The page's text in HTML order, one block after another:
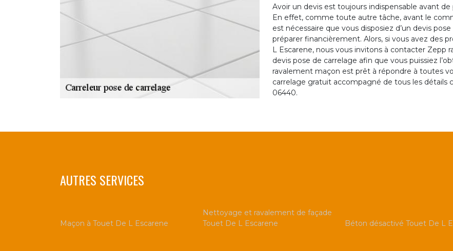
Avoir un devis est toujours indispensable avant
En effet, comme toute autre tâche, avant le
est nécessaire que vous disposiez d’un devis
préparer financièrement. Alors, si vous avez des
L Escarene, nous vous invitons à contacter
devis pose de carrelage afin que vous puissiez
ravalement maçon est prêt à répondre à toutes
carrelage gratuit accompagné de tous les détails
06440.
AUTRES SERVICES
Maçon à Touet De L Escarene
Nettoyage et ravalement de façade
Touet De L Escarene
Béton désactivé Touet De L